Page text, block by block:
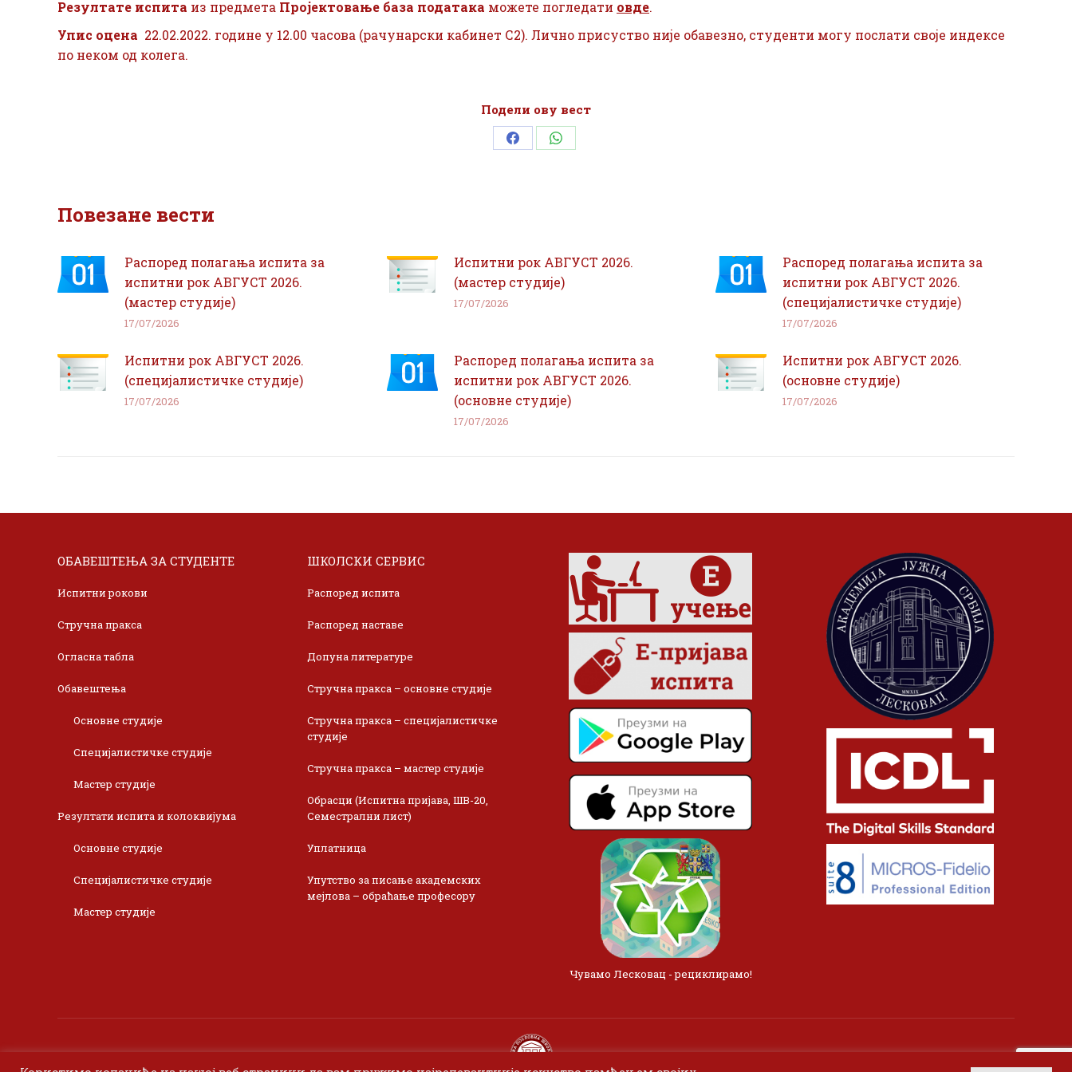
Резултате испита из предмета Пројектовање база података можете погледати овде.
Упис оцена 22.02.2022. године у 12.00 часова (рачунарски кабинет С2). Лично присуство није обавезно, студенти могу послати своје индексе
по неком од колега.
Подели ову вест
Share Share
Повезане вести
Распоред полагања испита за
испитни рок АВГУСТ 2026.
(мастер студије)
17/07/2026
Испитни рок АВГУСТ 2026.
(мастер студије)
17/07/2026
Распоред полагања испита за
испитни рок АВГУСТ 2026.
(специјалистичке студије)
17/07/2026
Испитни рок АВГУСТ 2026.
(специјалистичке студије)
17/07/2026
Распоред полагања испита за
испитни рок АВГУСТ 2026.
(основне студије)
17/07/2026
Испитни рок АВГУСТ 2026.
(основне студије)
17/07/2026
ОБАВЕШТЕЊА ЗА СТУДЕНТЕ
Испитни рокови
Стручна пракса
Огласна табла
Обавештења
Основне студије
Специјалистичке студије
Мастер студије
Резултати испита и колоквијума
Основне студије
Специјалистичке студије
Мастер студије
ШКОЛСКИ СЕРВИС
Распоред испита
Распоред наставе
Допуна литературе
Стручна пракса – основне студије
Стручна пракса – специјалистичке
студије
Стручна пракса – мастер студије
Обрасци (Испитна пријава, ШВ-20,
Семестрални лист)
Уплатница
Упутство за писање академских
мејлова – обраћање професору
Чувамо Лесковац - рециклирамо!